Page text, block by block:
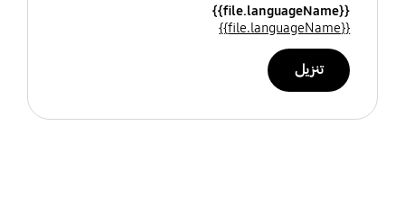
{{file.languageName}}
{{file.languageName}}
تنزيل